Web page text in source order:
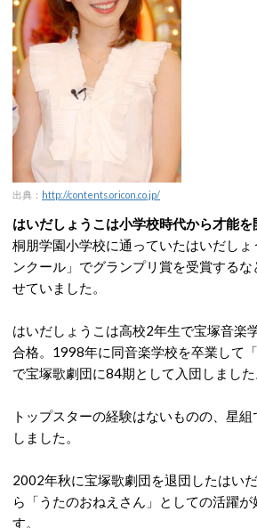
出典： http://contents.oricon.co.jp/
はいだしょうこは小学校時代から才能を
桐朋学園小学校に通っていたはいだしょ
ンクール」でグランプリ賞を受賞する
せていました。
はいだしょうこは高校2年生で宝塚音楽
合格。1998年に同音楽学校を卒業して
で宝塚歌劇団に84期として入団しました
トップスターの経験はないものの、星
しました。
2002年秋に宝塚歌劇団を退団したはい
ら「うたのおねえさん」としての活躍が
す。